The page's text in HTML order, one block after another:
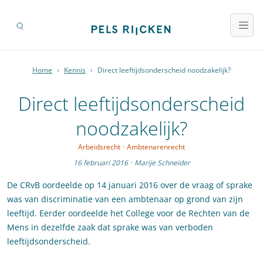
Home › Kennis › Direct leeftijdsonderscheid noodzakelijk?
Direct leeftijdsonderscheid
noodzakelijk?
Arbeidsrecht · Ambtenarenrecht
16 februari 2016 · Marije Schneider
De CRvB oordeelde op 14 januari 2016 over de vraag of sprake
was van discriminatie van een ambtenaar op grond van zijn
leeftijd. Eerder oordeelde het College voor de Rechten van de
Mens in dezelfde zaak dat sprake was van verboden
leeftijdsonderscheid.